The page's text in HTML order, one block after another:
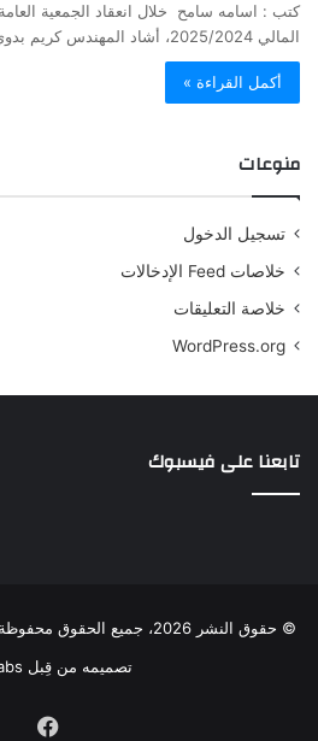
كتب : اسامه سامح خلال انعقاد الجمعية العامة
المالي 2025/2024، أشاد المهندس كريم بدوي وزير البترول…
أكمل القراءة »
منوعات
تسجيل الدخول
خلاصات Feed الإدخالات
خلاصة التعليقات
WordPress.org
تابعنا على فيسبوك
© حقوق النشر 2026، جميع الحقوق محفوظة |
تصميمه من قِبل TieLabs